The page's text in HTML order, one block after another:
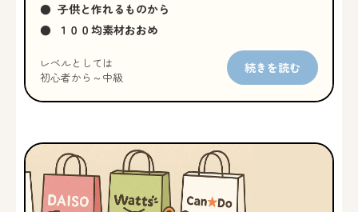
● 子供と作れるものから
●
１００均素材おおめ
レベルとしては
初心者から～中級
続きを読む